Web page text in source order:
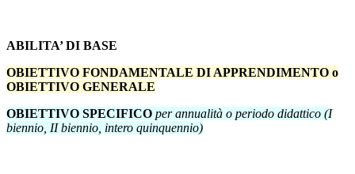
ABILITA’ DI BASE
OBIETTIVO FONDAMENTALE DI APPRENDIMENTO o
OBIETTIVO GENERALE
OBIETTIVO SPECIFICO per annualità o periodo didattico (I
biennio, II biennio, intero quinquennio)